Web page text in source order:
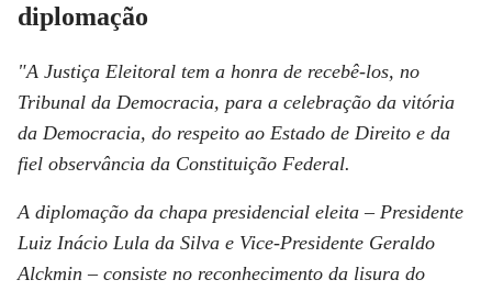
diplomação
"A Justiça Eleitoral tem a honra de recebê-los, no
Tribunal da Democracia, para a celebração da vitória
da Democracia, do respeito ao Estado de Direito e da
fiel observância da Constituição Federal.
A diplomação da chapa presidencial eleita – Presidente
Luiz Inácio Lula da Silva e Vice-Presidente Geraldo
Alckmin – consiste no reconhecimento da lisura do